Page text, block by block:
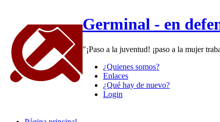
Germinal - en
"¡Paso a la juventud! ¡paso a la mujer
¿Quienes somos?
Enlaces
¿Qué hay de nuevo?
Login